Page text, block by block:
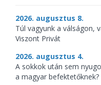
2026. augusztus 8.
Túl vagyunk a válságon,
Viszont Privát
2026. augusztus 4.
A sokkok után sem
a magyar befektetőknek?